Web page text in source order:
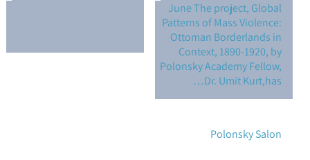
June The project, Global
Patterns of Mass Violence:
Ottoman Borderlands in
Context, 1890-1920, by
Polonsky Academy Fellow,
Dr. Umit Kurt,has…
Polonsky Salon